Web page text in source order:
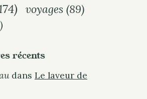
voyages (89)
récents
dans Le laveur de